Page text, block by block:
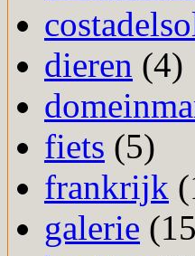
dieren (4)
fiets (5)
frankrijk
galerie